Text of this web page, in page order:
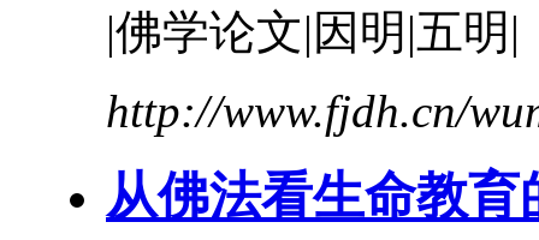
|佛学论文|因明|五明|
http://www.fjdh.cn/
从佛法看生命教育